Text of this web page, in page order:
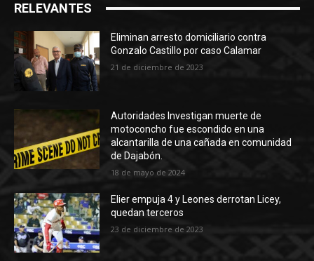
RELEVANTES
Eliminan arresto domiciliario contra
Gonzalo Castillo por caso Calamar
21 de diciembre de 2023
Autoridades Investigan muerte de
motoconcho fue escondido en una
alcantarilla de una cañada en comunidad
de Dajabón.
18 de mayo de 2024
Elier empuja 4 y Leones derrotan Licey,
quedan terceros
23 de diciembre de 2023